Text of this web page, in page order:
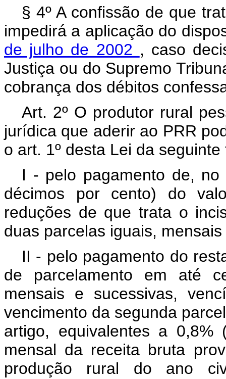
§ 4º A confissão de que
impedirá a aplicação do
de julho de 2002 , caso
Justiça ou do Supremo
cobrança dos débitos
Art. 2º O produtor rural
jurídica que aderir ao PRR
o art. 1º desta Lei da seguinte
I - pelo pagamento de,
décimos por cento) do
reduções de que trata o
duas parcelas iguais,
II - pelo pagamento do
de parcelamento em até
mensais e sucessivas,
vencimento da segunda
artigo, equivalentes a
mensal da receita bruta
produção rural do ano